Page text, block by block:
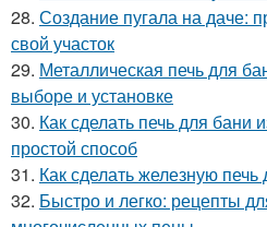
28. Создание пугала на даче:
свой участок
29. Металлическая печь для
выборе и установке
30. Как сделать печь для бани
простой способ
31. Как сделать железную
32. Быстро и легко: рецепты